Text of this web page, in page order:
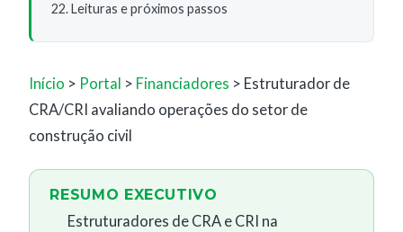
Leituras e próximos passos
Início > Portal > Financiadores > Estruturador de
CRA/CRI avaliando operações do setor de
construção civil
RESUMO EXECUTIVO
Estruturadores de CRA e CRI na